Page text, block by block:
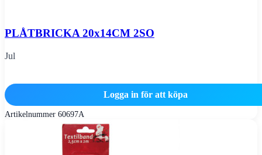
PLÅTBRICKA 20x14CM 2SO
Jul
Logga in för att köpa
Artikelnummer 60697A